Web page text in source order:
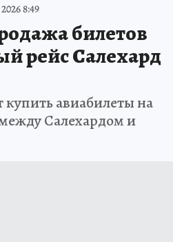
8:49
билетов
рейс Салехард
авиабилеты на
Салехардом и